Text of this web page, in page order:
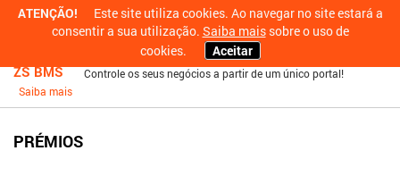
Eng
ZS BMS
Controle os seus negócios a partir de um único portal!
Saiba mais
PRÉMIOS
ATENÇÃO!
Este site utiliza cookies. Ao navegar no site estará a
consentir a sua utilização. Saiba maissobre o uso de
cookies.
Aceitar